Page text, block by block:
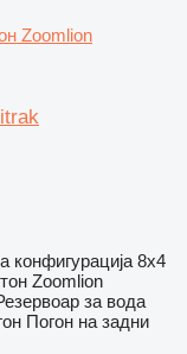
Zoomlion
конфигурација 8x4
Zoomlion
за вода
Погон на задни